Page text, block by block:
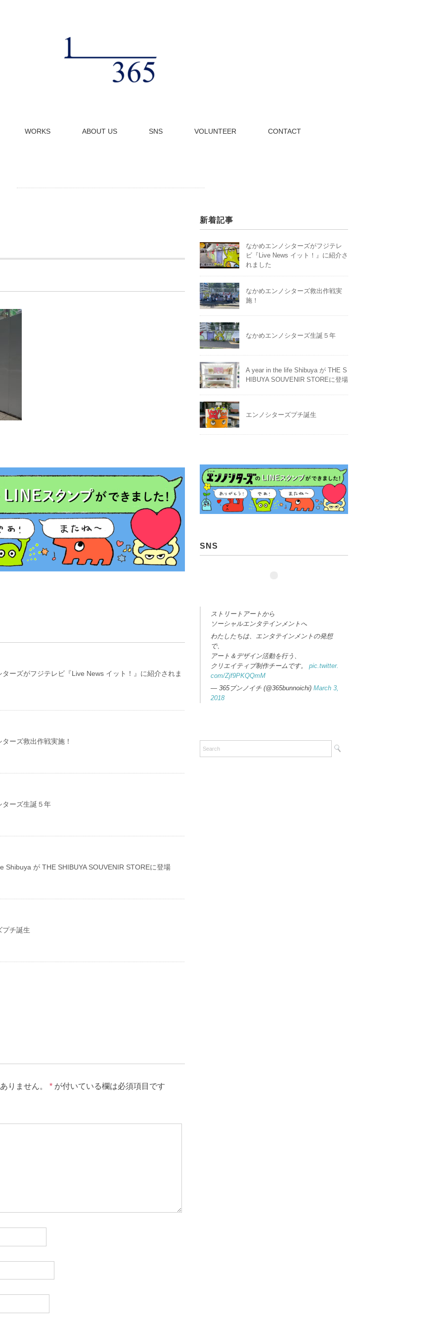
WORKS ABOUT US SNS VOLUNTEER CONTACT
ーズがフジテレビ『Live News イット！』に紹介されま
ーズ救出作戦実施！
ターズ生誕５年
Shibuya が THE SHIBUYA SOUVENIR STOREに登場
プチ誕生
りません。 * が付いている欄は必須項目です
新着記事
なかめエンノシターズがフジテレ
ビ『Live News イット！』に紹介さ
れました
なかめエンノシターズ救出作戦実
施！
なかめエンノシターズ生誕５年
A year in the life Shibuya が THE S
HIBUYA SOUVENIR STOREに登場
エンノシターズプチ誕生
SNS
ストリートアートから
ソーシャルエンタテインメントへ
わたしたちは、エンタテインメントの発想
で、
アート＆デザイン活動を行う、
クリエイティブ制作チームです。 pic.twitter.
com/Zjf9PKQQmM
— 365ブンノイチ (@365bunnoichi) March 3,
2018